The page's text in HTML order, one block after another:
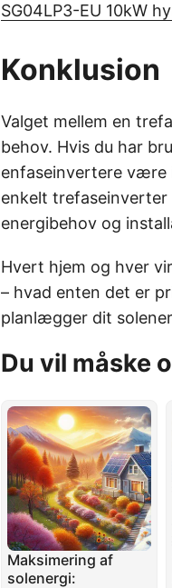
SG04LP3-EU 10kW
Konklusion
Valget mellem en
behov. Hvis du har
enfaseinvertere være
enkelt
energibehov og
Hvert hjem og hver
– hvad enten det er
planlægger dit
Du vil måske
Maksimering af
solenergi: